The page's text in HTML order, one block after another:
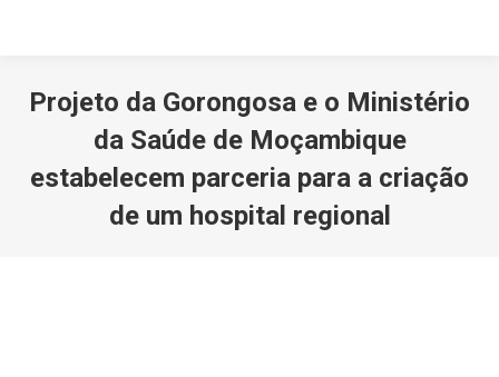
Projeto da Gorongosa e o Ministério
da Saúde de Moçambique
estabelecem parceria para a criação
de um hospital regional